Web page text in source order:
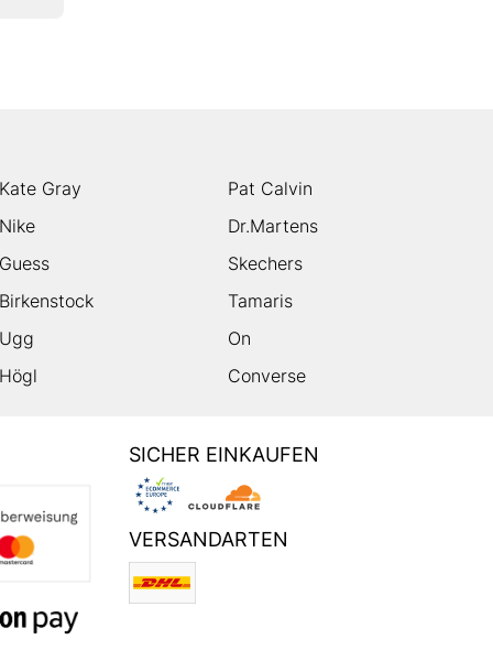
Kate Gray
Pat Calvin
Nike
Dr.Martens
Guess
Skechers
Birkenstock
Tamaris
Ugg
On
Högl Converse
SICHER EINKAUFEN
VERSANDARTEN